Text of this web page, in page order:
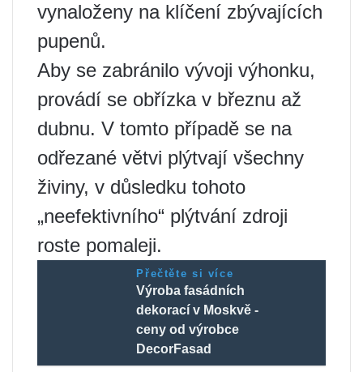
vynaloženy na klíčení zbývajících
pupenů.
Aby se zabránilo vývoji výhonku,
provádí se obřízka v březnu až
dubnu. V tomto případě se na
odřezané větvi plýtvají všechny
živiny, v důsledku tohoto
„neefektivního“ plýtvání zdroji
roste pomaleji.
Přečtěte si více
Výroba fasádních
dekorací v Moskvě -
ceny od výrobce
DecorFasad